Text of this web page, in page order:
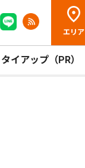
エリア
タイアップ（PR）